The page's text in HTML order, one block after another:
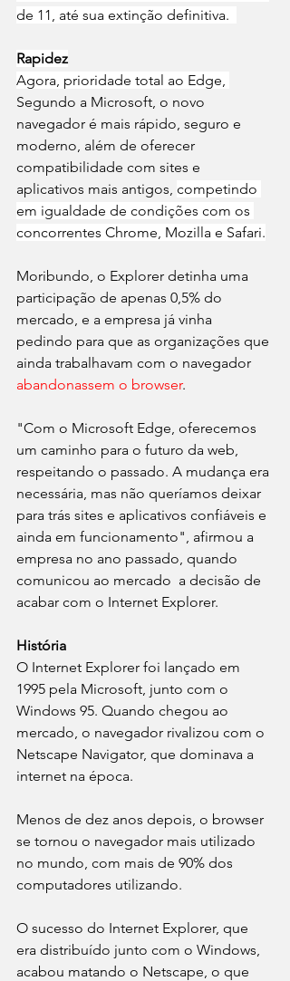
de 11, até sua extinção definitiva.
Rapidez
Agora, prioridade total ao Edge,
Segundo a Microsoft, o novo
navegador é mais rápido, seguro e
moderno, além de oferecer
compatibilidade com sites e
aplicativos mais antigos, competindo
em igualdade de condições com os
concorrentes Chrome, Mozilla e Safari.
Moribundo, o Explorer detinha uma
participação de apenas 0,5% do
mercado, e a empresa já vinha
pedindo para que as organizações que
ainda trabalhavam com o navegador
abandonassem o browser.
"Com o Microsoft Edge, oferecemos
um caminho para o futuro da web,
respeitando o passado. A mudança era
necessária, mas não queríamos deixar
para trás sites e aplicativos confiáveis e
ainda em funcionamento", afirmou a
empresa no ano passado, quando
comunicou ao mercado  a decisão de
acabar com o Internet Explorer.
História
O Internet Explorer foi lançado em
1995 pela Microsoft, junto com o
Windows 95. Quando chegou ao
mercado, o navegador rivalizou com o
Netscape Navigator, que dominava a
internet na época.
Menos de dez anos depois, o browser
se tornou o navegador mais utilizado
no mundo, com mais de 90% dos
computadores utilizando.
O sucesso do Internet Explorer, que
era distribuído junto com o Windows,
acabou matando o Netscape, o que